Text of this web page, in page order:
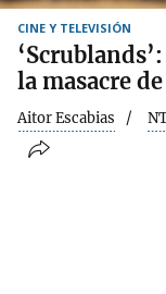
CINE Y TELEVISIÓN
la masacre
Aitor Escabias